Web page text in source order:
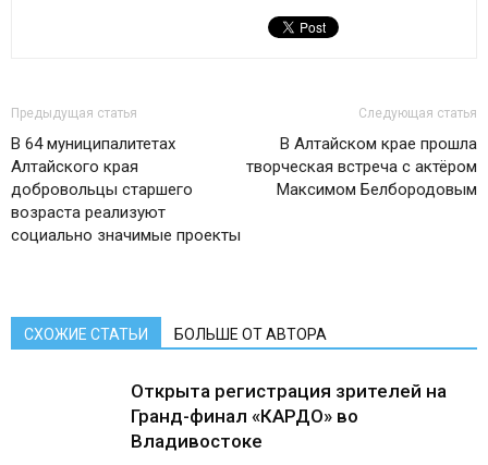
Предыдущая статья
В 64 муниципалитетах
Алтайского края
добровольцы старшего
возраста реализуют
социально значимые проекты
Следующая статья
В Алтайском крае прошла
творческая встреча с актёром
Максимом Белбородовым
СХОЖИЕ СТАТЬИ БОЛЬШЕ ОТ АВТОРА
Открыта регистрация зрителей на
Гранд-финал «КАРДО» во
Владивостоке